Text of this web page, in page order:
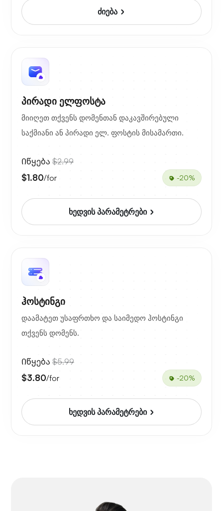
ძიება
პირადი ელფოსტა
მიიღეთ თქვენს დომენთან დაკავშირებული
საქმიანი ან პირადი ელ. ფოსტის მისამართი.
Იწყება $2.99
$1.80/for -20%
ხედვის პარამეტრები
ჰოსტინგი
დაამატეთ უსაფრთხო და საიმედო ჰოსტინგი
თქვენს დომენს.
Იწყება $5.99
$3.80/for -20%
ხედვის პარამეტრები